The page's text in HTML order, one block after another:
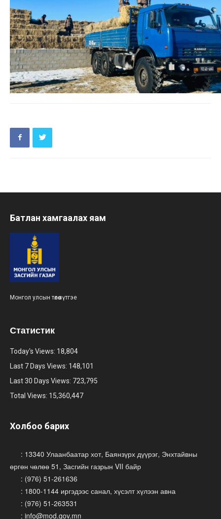
Батлан хамгаалах яам
Монгол улсын төлөө зүтгэе
Статистик
Today's Views: 18,804
Last 7 Days Views: 148,101
Last 30 Days Views: 723,795
Total Views: 15,360,447
Холбоо барих
: 13340 Улаанбаатар хот, Баянзүрх дүүрэг, Энхтайвны
өргөн чөлөө 51, Засгийн газрын VII байр
: (976) 51-261636
: 1800-1144 иргэдээс санал, хүсэлт хүлээн авна
: (976) 51-263531
: info@mod.gov.mn